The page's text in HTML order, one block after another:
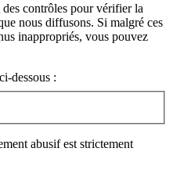
contrôles pour vérifier la
nous diffusons. Si malgré ces
inappropriés, vous pouvez
dessous :
abusif est strictement